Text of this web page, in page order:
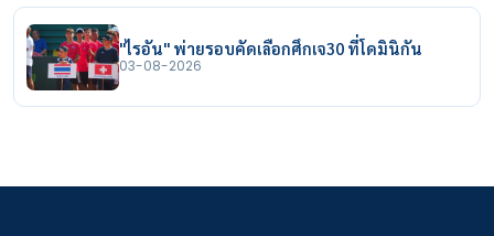
"ไรอัน" พ่ายรอบคัดเลือกศึกเจ30 ที่โดมินิกัน
03-08-2026